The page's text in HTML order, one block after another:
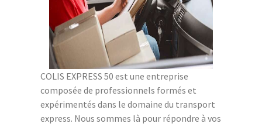
COLIS EXPRESS 50 est une entreprise
composée de professionnels formés et
expérimentés dans le domaine du transport
express. Nous sommes là pour répondre à vos